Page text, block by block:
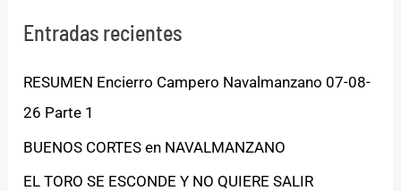
Entradas recientes
RESUMEN Encierro Campero Navalmanzano 07-08-
26 Parte 1
BUENOS CORTES en NAVALMANZANO
EL TORO SE ESCONDE Y NO QUIERE SALIR